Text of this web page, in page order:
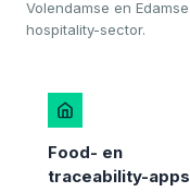
Volendamse en Edamse
hospitality-sector.
Food- en
traceability-apps